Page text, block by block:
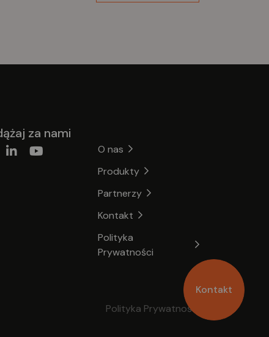
Kontakt
za nami
O nas
Produkty
Partnerzy
Kontakt
Polityka
Prywatności
Polityka Prywatności